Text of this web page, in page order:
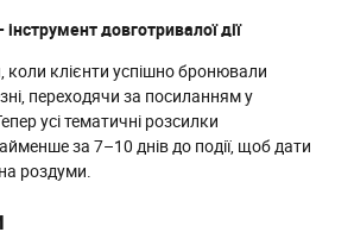
довготривалої дії
коли клієнти успішно бронювали
переходячи за посиланням у
усі тематичні розсилки
за 7–10 днів до події, щоб дати
роздуми.